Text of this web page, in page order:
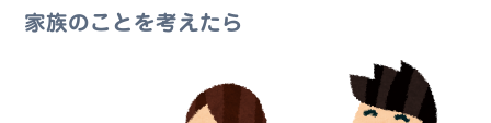
家族のことを考えたら